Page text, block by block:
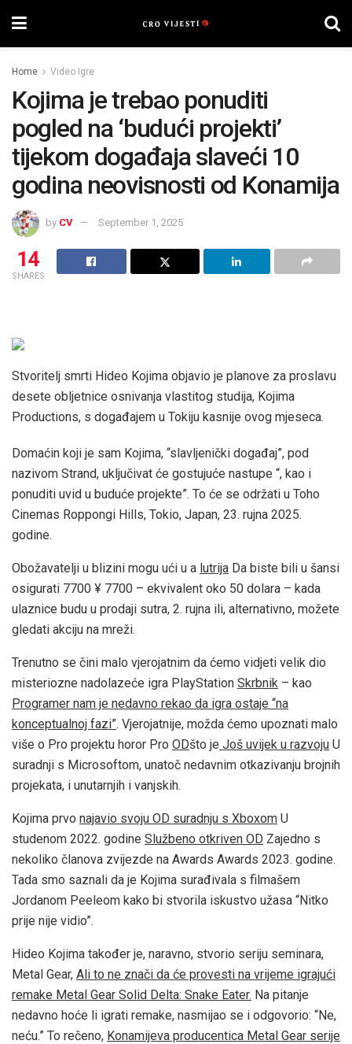
Home Video Igre
Kojima je trebao ponuditi
pogled na ‘budući projekti’
tijekom događaja slaveći 10
godina neovisnosti od Konamija
by CV September 1, 2025
14
SHARES
Stvoritelj smrti Hideo Kojima objavio je planove za proslavu
desete obljetnice osnivanja vlastitog studija, Kojima
Productions, s događajem u Tokiju kasnije ovog mjeseca.
Domaćin koji je sam Kojima, “slavljenički događaj”, pod
nazivom Strand, uključivat će gostujuće nastupe “, kao i
ponuditi uvid u buduće projekte”. To će se održati u Toho
Cinemas Roppongi Hills, Tokio, Japan, 23. rujna 2025.
godine.
Obožavatelji u blizini mogu ući u a lutrija Da biste bili u šansi
osigurati 7700 ¥ 7700 – ekvivalent oko 50 dolara – kada
ulaznice budu u prodaji sutra, 2. rujna ili, alternativno, možete
gledati akciju na mreži.
Trenutno se čini malo vjerojatnim da ćemo vidjeti velik dio
misteriozne nadolazeće igra PlayStation Skrbnik – kao
Programer nam je nedavno rekao da igra ostaje “na
konceptualnoj fazi”. Vjerojatnije, možda ćemo upoznati malo
više o Pro projektu horor Pro ODšto je Još uvijek u razvoju U
suradnji s Microsoftom, unatoč nedavnim otkazivanju brojnih
projekata, i unutarnjih i vanjskih.
Kojima prvo najavio svoju OD suradnju s Xboxom U
studenom 2022. godine Službeno otkriven OD Zajedno s
nekoliko članova zvijezde na Awards Awards 2023. godine.
Tada smo saznali da je Kojima surađivala s filmašem
Jordanom Peeleom kako bi stvorila iskustvo užasa “Nitko
prije nije vidio”.
Hideo Kojima također je, naravno, stvorio seriju seminara,
Metal Gear, Ali to ne znači da će provesti na vrijeme igrajući
remake Metal Gear Solid Delta: Snake Eater. Na pitanje
nedavno hoće li igrati remake, nasmijao se i odgovorio: “Ne,
neću.” To rečeno, Konamijeva producentica Metal Gear serije